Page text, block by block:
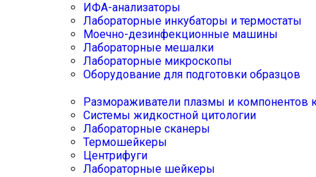
ИФА-анализаторы
Лабораторные инкубаторы и термостаты
Моечно-дезинфекционные машины
Лабораторные мешалки
Лабораторные микроскопы
Оборудование для подготовки образцов
Размораживатели плазмы и компонентов
Системы жидкостной цитологии
Лабораторные сканеры
Термошейкеры
Центрифуги
Лабораторные шейкеры